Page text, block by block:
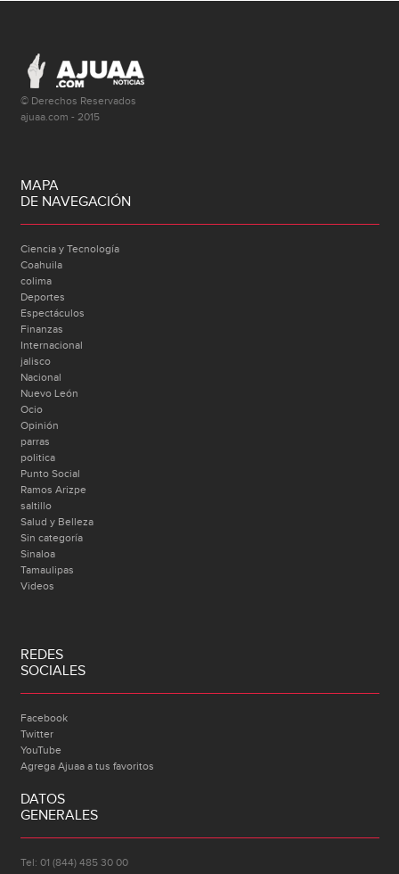
© Derechos Reservados
ajuaa.com - 2015
MAPA
DE NAVEGACIÓN
Ciencia y Tecnología
Coahuila
colima
Deportes
Espectáculos
Finanzas
Internacional
jalisco
Nacional
Nuevo León
Ocio
Opinión
parras
politica
Punto Social
Ramos Arizpe
saltillo
Salud y Belleza
Sin categoría
Sinaloa
Tamaulipas
Videos
REDES
SOCIALES
Facebook
Twitter
YouTube
Agrega Ajuaa a tus favoritos
DATOS
GENERALES
Tel: 01 (844) 485 30 00